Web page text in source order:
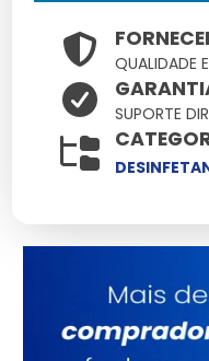
Capacidade de 500ml
Fórmula concentrada
Diversas fragrâncias
Embalagem
Compatível com
Benefícios
Praticidade no uso
Variedade de
Fórmula segura para
QUALIDADE
SUPORTE